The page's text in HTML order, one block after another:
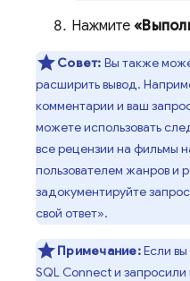
Нажмите
Совет: Вы также
расширить вывод.
комментарии и ваш
можете использовать
все рецензии на фильмы
пользователем жанров и
задокументируйте
свой ответ».
Примечание:Если
SQL Connectи запросили